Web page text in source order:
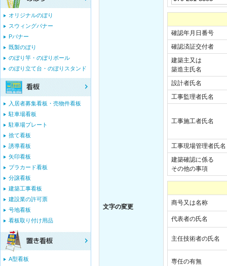
文字の変更
確認年月日番号
確認済証交付者
建築主又は
築造主氏名
設計者氏名
工事監理者氏名
工事施工者氏名
工事現場管理者氏名
建築確認に係る
その他の事項
商号又は名称
代表者の氏名
主任技術者の氏名
専任の有無
オリジナルのぼり
スウィングバナー
Pバナー
既製のぼり
のぼり竿・のぼりポール
のぼり立て台・のぼりスタンド
入居者募集看板・売物件看板
駐車場看板
駐車場プレート
捨て看板
誘導看板
矢印看板
プラカード看板
分譲看板
建築工事看板
建設業の許可票
号地看板
看板取り付け用品
A型看板